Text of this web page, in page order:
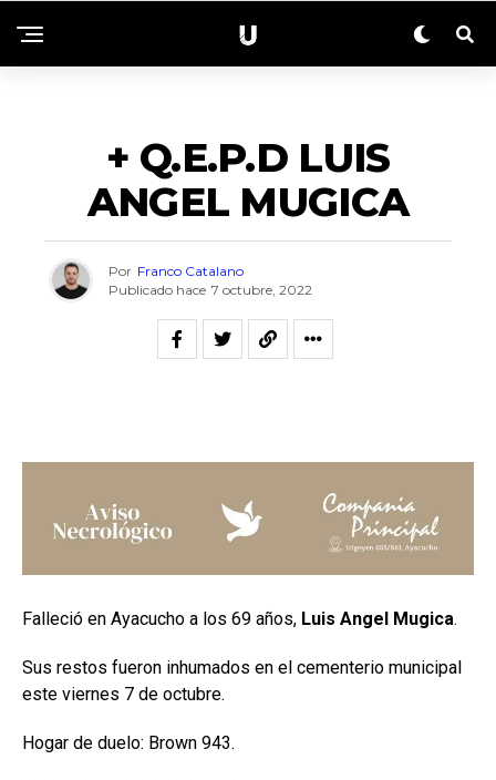
+ Q.E.P.D LUIS
ANGEL MUGICA
Por Franco Catalano
Publicado hace 7 octubre, 2022
Falleció en Ayacucho a los 69 años, Luis Angel Mugica.
Sus restos fueron inhumados en el cementerio municipal
este viernes 7 de octubre.
Hogar de duelo: Brown 943.